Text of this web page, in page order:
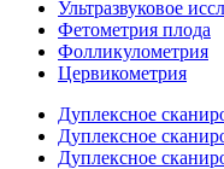
Ультразвуковое
Фетометрия плода
Фолликулометрия
Цервикометрия
Дуплексное
Дуплексное
Дуплексное